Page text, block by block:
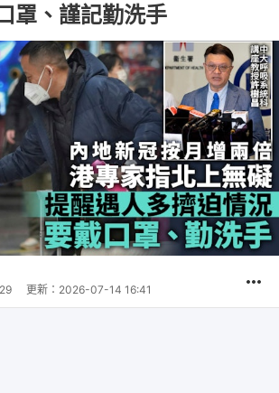
、謹記勤洗手
更新： 2026-07-14 16:41